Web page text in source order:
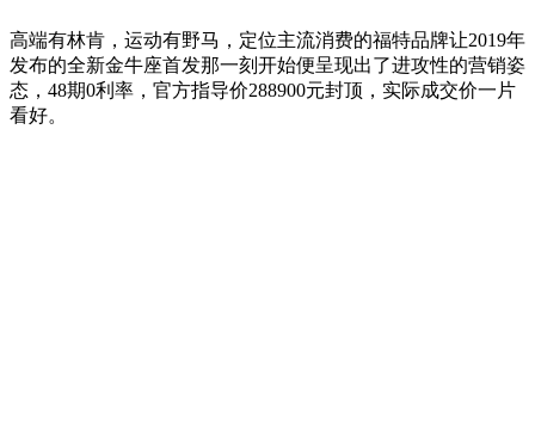
高端有林肯，运动有野马，定位主流消费的福特品牌让2019年
发布的全新金牛座首发那一刻开始便呈现出了进攻性的营销姿
态，48期0利率，官方指导价288900元封顶，实际成交价一片
看好。